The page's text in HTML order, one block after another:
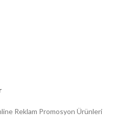
Reklam Promosyon Ürünleri